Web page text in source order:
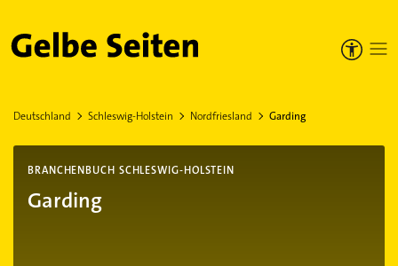
Gelbe Seiten
Deutschland Schleswig-Holstein Nordfriesland Garding
BRANCHENBUCH SCHLESWIG-HOLSTEIN
Garding